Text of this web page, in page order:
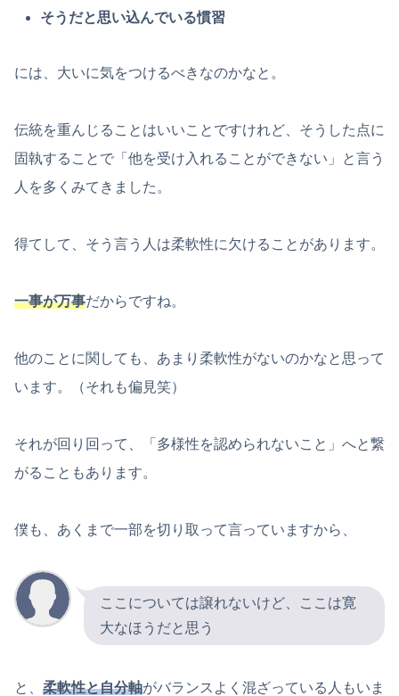
そうだと思い込んでいる慣習
には、大いに気をつけるべきなのかなと。
伝統を重んじることはいいことですけれど、そうした点に
固執することで「他を受け入れることができない」と言う
人を多くみてきました。
得てして、そう言う人は柔軟性に欠けることがあります。
一事が万事だからですね。
他のことに関しても、あまり柔軟性がないのかなと思って
います。（それも偏見笑）
それが回り回って、「多様性を認められないこと」へと繋
がることもあります。
僕も、あくまで一部を切り取って言っていますから、
ここについては譲れないけど、ここは寛
大なほうだと思う
と、 柔軟性と自分軸がバランスよく混ざっている人もいま